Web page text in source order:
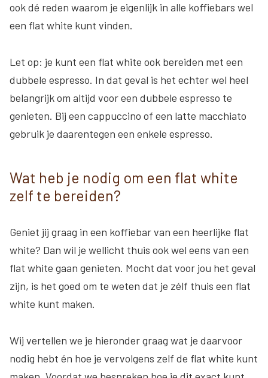
ook dé reden waarom je eigenlijk in alle koffiebars wel
een flat white kunt vinden.
Let op: je kunt een flat white ook bereiden met een
dubbele espresso. In dat geval is het echter wel heel
belangrijk om altijd voor een dubbele espresso te
genieten. Bij een cappuccino of een latte macchiato
gebruik je daarentegen een enkele espresso.
Wat heb je nodig om een flat white
zelf te bereiden?
Geniet jij graag in een koffiebar van een heerlijke flat
white? Dan wil je wellicht thuis ook wel eens van een
flat white gaan genieten. Mocht dat voor jou het geval
zijn, is het goed om te weten dat je zélf thuis een flat
white kunt maken.
Wij vertellen we je hieronder graag wat je daarvoor
nodig hebt én hoe je vervolgens zelf de flat white kunt